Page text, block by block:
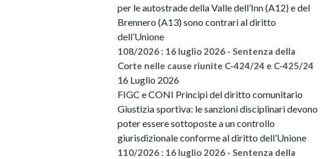
per le autostrade della Valle dell’Inn (A12) e del
Brennero (A13) sono contrari al diritto
dell’Unione
108/2026 : 16 luglio 2026 - Sentenza della
Corte nelle cause riunite C-424/24 e C-425/24
16 Luglio 2026
FIGC e CONI Principi del diritto comunitario
Giustizia sportiva: le sanzioni disciplinari devono
poter essere sottoposte a un controllo
giurisdizionale conforme al diritto dell’Unione
110/2026 : 16 luglio 2026 - Sentenza della